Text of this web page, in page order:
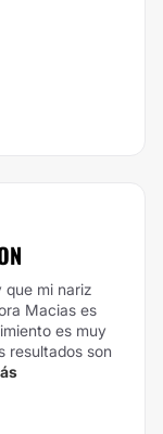
que mi nariz
Macias es
es muy
resultados son